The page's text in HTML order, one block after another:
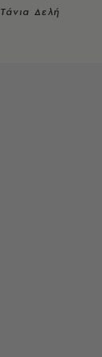
Τάνια Δελή